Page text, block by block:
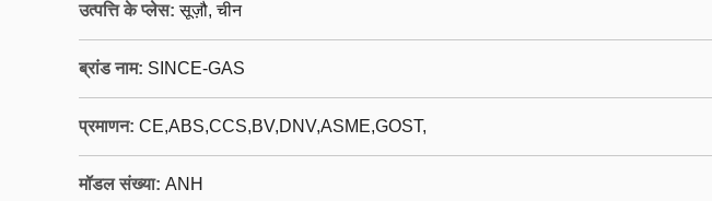
उत्पत्ति के प्लेस: सूज़ौ, चीन
ब्रांड नाम: SINCE-GAS
प्रमाणन: CE,ABS,CCS,BV,DNV,ASME,GOST,
मॉडल संख्या: ANH